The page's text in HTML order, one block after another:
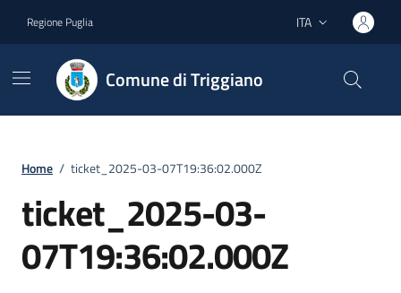
Regione Puglia Lingua attiva:
ITA
Comune di Triggiano
Home / ticket_2025-03-07T19:36:02.000Z
ticket_2025-03-
07T19:36:02.000Z